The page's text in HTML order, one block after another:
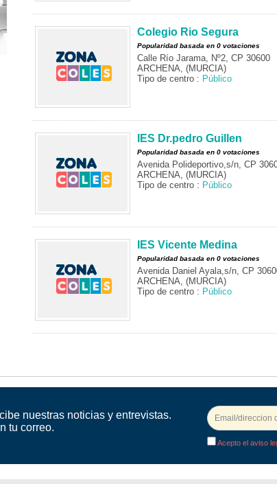
Colegio Rio Segura
Popularidad basada en 0 votaciones
Calle Río Jarama, Nº2, CP 30600
ARCHENA, (MURCIA)
Tipo de centro : Público
IES Dr.pedro Guillen
Popularidad basada en 0 votaciones
Avenida Polideportivo,s/n, CP
ARCHENA, (MURCIA)
Tipo de centro : Público
IES Vicente Medina
Popularidad basada en 0 votaciones
Avenida Daniel Ayala,s/n, CP
ARCHENA, (MURCIA)
Tipo de centro : Público
nuestras noticias y entrevistas.
tu correo.
Acepto el aviso